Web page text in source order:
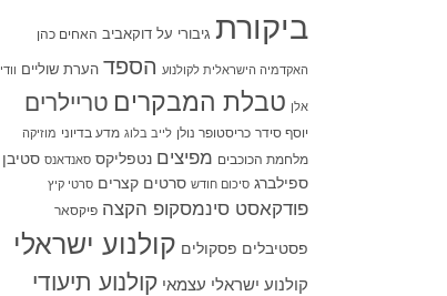
ביקורת גיבורי על דוקאביב האחים כהן
האקדמיה הישראלית לקולנוע הספד הערת שוליים וודי
אלן טבלת המבקרים טריילרים
יוסף סידר כריסטופר נולן לייב בלוג מדע בדיוני מוזיקה
מלחמת הכוכבים מפיצים נטפליקס סאנדאנס סטיבן
ספילברג סיכום חודש סרטים קצרים סרטי קיץ
פודקאסט סינמסקופ הקצה פיקסאר
פסטיבלים פסקולים קולנוע ישראלי
קולנוע ישראלי עצמאי קולנוע תיעודי